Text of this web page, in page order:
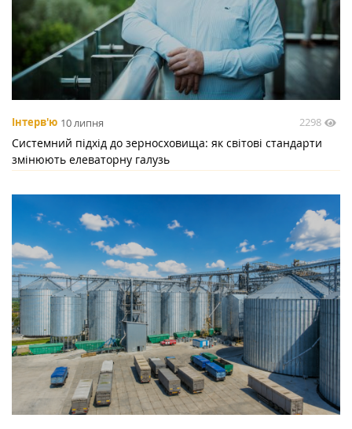
Інтерв'ю 10 липня 2298
Системний підхід до зерносховища: як світові стандарти
змінюють елеваторну галузь